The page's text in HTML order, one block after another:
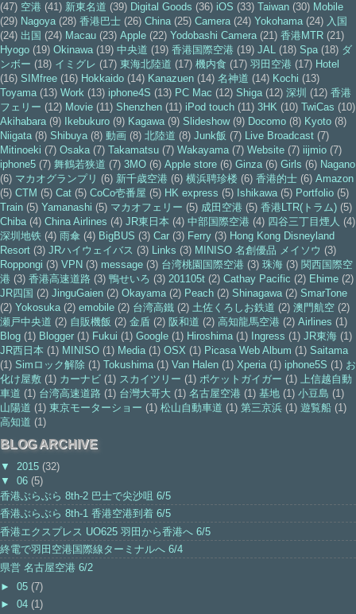
(47) 空港 (41) 新東名道 (39) Digital Goods (36) iOS (33) Taiwan (30) Mobile
(29) Nagoya (28) 香港巴士 (26) China (25) Camera (24) Yokohama (24) 入国
(24) 出国 (24) Macau (23) Apple (22) Yodobashi Camera (21) 香港MTR (21)
Hyogo (19) Okinawa (19) 中央道 (19) 香港国際空港 (19) JAL (18) Spa (18) ダ
ンボー (18) イミグレ (17) 東海北陸道 (17) 機内食 (17) 羽田空港 (17) Hotel
(16) SIMfree (16) Hokkaido (14) Kanazuen (14) 名神道 (14) Kochi (13)
Toyama (13) Work (13) iphone4S (13) PC Mac (12) Shiga (12) 深圳 (12) 香港
フェリー (12) Movie (11) Shenzhen (11) iPod touch (11) 3HK (10) TwiCas (10)
Akihabara (9) Ikebukuro (9) Kagawa (9) Slideshow (9) Docomo (8) Kyoto (8)
Niigata (8) Shibuya (8) 動画 (8) 北陸道 (8) Junk飯 (7) Live Broadcast (7)
Mitinoeki (7) Osaka (7) Takamatsu (7) Wakayama (7) Website (7) iijmio (7)
iphone5 (7) 舞鶴若狭道 (7) 3MO (6) Apple store (6) Ginza (6) Girls (6) Nagano
(6) マカオグランプリ (6) 新千歳空港 (6) 横浜聘珍楼 (6) 香港的士 (6) Amazon
(5) CTM (5) Cat (5) CoCo壱番屋 (5) HK express (5) Ishikawa (5) Portfolio (5)
Train (5) Yamanashi (5) マカオフェリー (5) 成田空港 (5) 香港LTR(トラム) (5)
Chiba (4) China Airlines (4) JR東日本 (4) 中部国際空港 (4) 四谷三丁目煙人 (4)
深圳地铁 (4) 雨傘 (4) BigBUS (3) Car (3) Ferry (3) Hong Kong Disneyland
Resort (3) JRハイウェイバス (3) Links (3) MINISO 名創優品 メイソウ (3)
Roppongi (3) VPN (3) message (3) 台湾桃園国際空港 (3) 珠海 (3) 関西国際空
港 (3) 香港高速道路 (3) 鴨せいろ (3) 201105t (2) Cathay Pacific (2) Ehime (2)
JR四国 (2) JinguGaien (2) Okayama (2) Peach (2) Shinagawa (2) SmarTone
(2) Yokosuka (2) emobile (2) 台湾高鐵 (2) 土佐くろしお鉄道 (2) 澳門航空 (2)
瀬戸中央道 (2) 自販機飯 (2) 金盾 (2) 阪和道 (2) 高知龍馬空港 (2) Airlines (1)
Blog (1) Blogger (1) Fukui (1) Google (1) Hiroshima (1) Ingress (1) JR東海 (1)
JR西日本 (1) MINISO (1) Media (1) OSX (1) Picasa Web Album (1) Saitama
(1) Simロック解除 (1) Tokushima (1) Van Halen (1) Xperia (1) iphone5S (1) お
化け屋敷 (1) カーナビ (1) スカイツリー (1) ポケットガイガー (1)
上信越自動
車道 (1) 台湾高速道路 (1) 台灣大哥大 (1) 名古屋空港 (1) 基地 (1) 小豆島 (1)
山陽道 (1) 東京モーターショー (1) 松山自動車道 (1) 第三京浜 (1) 遊覧船 (1)
高知道 (1)
BLOG ARCHIVE
▼ 2015 (32)
▼ 06 (5)
香港ぶらぶら 8th-2 巴士で尖沙咀 6/5
香港ぶらぶら 8th-1 香港空港到着 6/5
香港エクスプレス UO625 羽田から香港へ 6/5
終電で羽田空港国際線ターミナルへ 6/4
県営 名古屋空港 6/2
► 05 (7)
► 04 (1)